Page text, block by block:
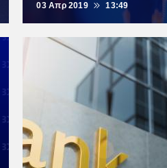
03 Απρ 2019 13:49